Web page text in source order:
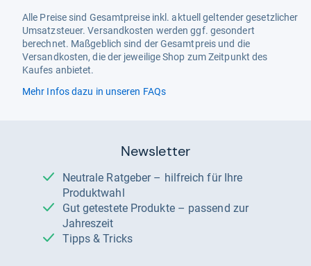
Alle Preise sind Gesamtpreise inkl. aktuell geltender gesetzlicher
Umsatzsteuer. Versandkosten werden ggf. gesondert
berechnet. Maßgeblich sind der Gesamtpreis und die
Versandkosten, die der jeweilige Shop zum Zeitpunkt des
Kaufes anbietet.
Mehr Infos dazu in unseren FAQs
Newsletter
Neutrale Ratgeber – hilfreich für Ihre
Produktwahl
Gut getestete Produkte – passend zur
Jahreszeit
Tipps & Tricks